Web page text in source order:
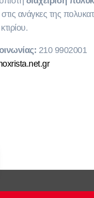
ανάγκες της
210 9902001